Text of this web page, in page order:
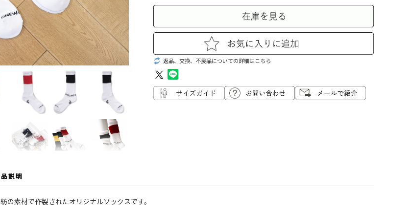
返品、交換、不良品についての詳細はこちら
説明
の素材で作製されたオリジナルソックスです。